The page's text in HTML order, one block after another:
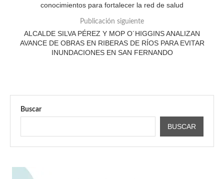
conocimientos para fortalecer la red de salud
Publicación siguiente
ALCALDE SILVA PÉREZ Y MOP O´HIGGINS ANALIZAN
AVANCE DE OBRAS EN RIBERAS DE RÍOS PARA EVITAR
INUNDACIONES EN SAN FERNANDO
Buscar
BUSCAR